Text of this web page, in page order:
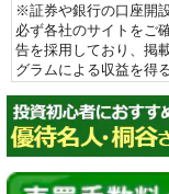
※証券や銀行の口座開
必ず各社のサイトをご
告を採用しており、掲
グラムによる収益を得